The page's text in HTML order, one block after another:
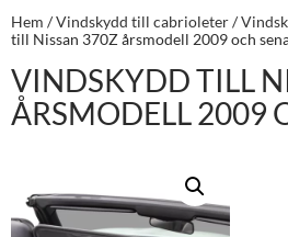
Hem /Vindskydd till cabrioleter/
till Nissan 370Z årsmodell 2009 och
VINDSKYDD TILL
ÅRSMODELL 2009